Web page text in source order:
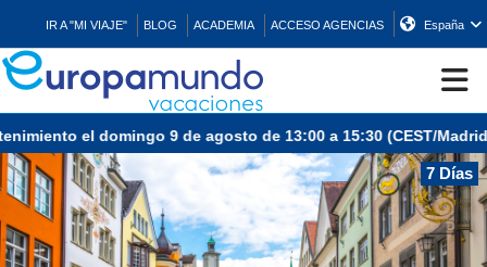
IR A "MI VIAJE" BLOG ACADEMIA ACCESO AGENCIAS España
CRUCEROS
EUROPA
el domingo 9 de agosto de 13:00 a 15:30 (CEST/Madrid).
7 Días